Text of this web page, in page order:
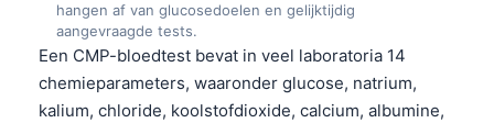
hangen af van glucosedoelen en gelijktijdig
aangevraagde tests.
Een CMP-bloedtest bevat in veel laboratoria 14
chemieparameters, waaronder glucose, natrium,
kalium, chloride, koolstofdioxide, calcium, albumine,